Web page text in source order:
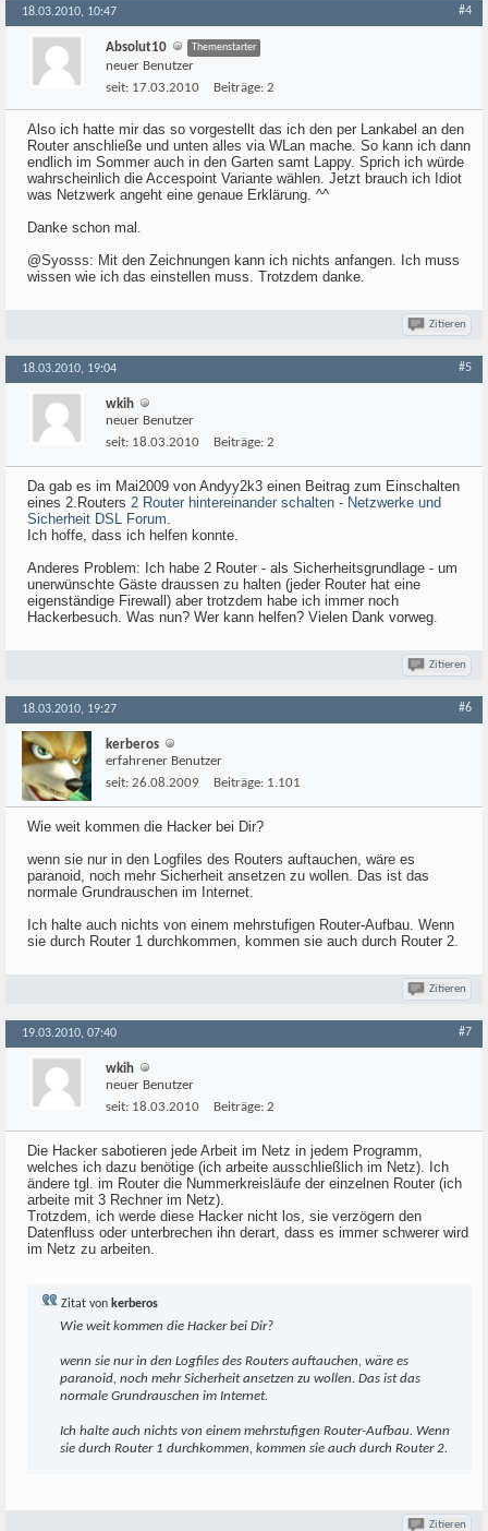
18.03.2010, 10:47 #4
Absolut10 Themenstarter
neuer Benutzer
seit: 17.03.2010 Beiträge: 2
Also ich hatte mir das so vorgestellt das ich den per Lankabel an den
Router anschließe und unten alles via WLan mache. So kann ich dann
endlich im Sommer auch in den Garten samt Lappy. Sprich ich würde
wahrscheinlich die Accespoint Variante wählen. Jetzt brauch ich Idiot
was Netzwerk angeht eine genaue Erklärung. ^^
Danke schon mal.
@Syosss: Mit den Zeichnungen kann ich nichts anfangen. Ich muss
wissen wie ich das einstellen muss. Trotzdem danke.
Zitieren
18.03.2010, 19:04 #5
wkih
neuer Benutzer
seit: 18.03.2010 Beiträge: 2
Da gab es im Mai2009 von Andyy2k3 einen Beitrag zum Einschalten
eines 2.Routers 2 Router hintereinander schalten - Netzwerke und
Sicherheit DSL Forum.
Ich hoffe, dass ich helfen konnte.
Anderes Problem: Ich habe 2 Router - als Sicherheitsgrundlage - um
unerwünschte Gäste draussen zu halten (jeder Router hat eine
eigenständige Firewall) aber trotzdem habe ich immer noch
Hackerbesuch. Was nun? Wer kann helfen? Vielen Dank vorweg.
Zitieren
18.03.2010, 19:27 #6
kerberos
erfahrener Benutzer
seit: 26.08.2009 Beiträge: 1.101
Wie weit kommen die Hacker bei Dir?
wenn sie nur in den Logfiles des Routers auftauchen, wäre es
paranoid, noch mehr Sicherheit ansetzen zu wollen. Das ist das
normale Grundrauschen im Internet.
Ich halte auch nichts von einem mehrstufigen Router-Aufbau. Wenn
sie durch Router 1 durchkommen, kommen sie auch durch Router 2.
Zitieren
19.03.2010, 07:40 #7
wkih
neuer Benutzer
seit: 18.03.2010 Beiträge: 2
Die Hacker sabotieren jede Arbeit im Netz in jedem Programm,
welches ich dazu benötige (ich arbeite ausschließlich im Netz). Ich
ändere tgl. im Router die Nummerkreisläufe der einzelnen Router (ich
arbeite mit 3 Rechner im Netz).
Trotzdem, ich werde diese Hacker nicht los, sie verzögern den
Datenfluss oder unterbrechen ihn derart, dass es immer schwerer wird
im Netz zu arbeiten.
Zitat von kerberos
Wie weit kommen die Hacker bei Dir?
wenn sie nur in den Logfiles des Routers auftauchen, wäre es
paranoid, noch mehr Sicherheit ansetzen zu wollen. Das ist das
normale Grundrauschen im Internet.
Ich halte auch nichts von einem mehrstufigen Router-Aufbau. Wenn
sie durch Router 1 durchkommen, kommen sie auch durch Router 2.
Zitieren